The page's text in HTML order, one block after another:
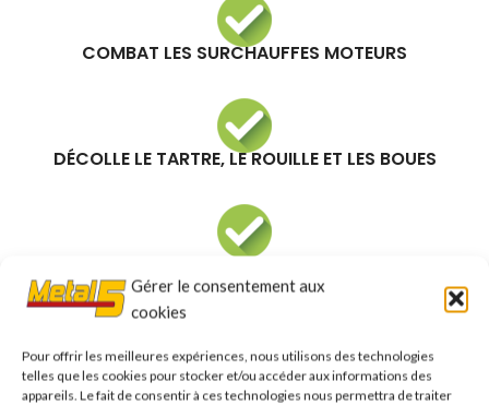
Gérer le consentement aux
cookies
Pour offrir les meilleures expériences, nous utilisons des technologies
telles que les cookies pour stocker et/ou accéder aux informations des
appareils. Le fait de consentir à ces technologies nous permettra de traiter
COMBAT LES SURCHAUFFES MOTEURS
DÉCOLLE LE TARTRE, LE ROUILLE ET LES BOUES
DISSOUT LES SELS DE CALCIUM
PRÉVIENT LES SURCHAUFFES MOTEUR